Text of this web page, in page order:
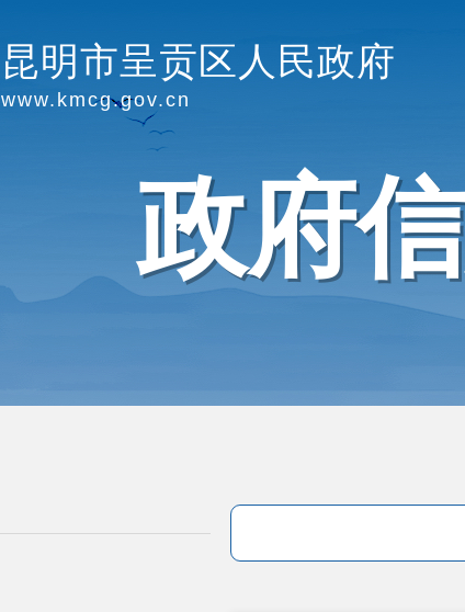
昆明市呈贡区人民政府
www.kmcg.gov.cn
政府